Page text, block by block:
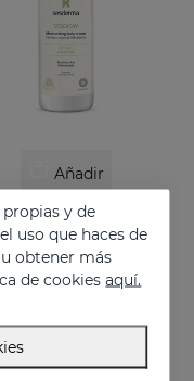
Añadir
corporal hidratante
24.95 €
y de
uso que haces de
obtener más
de cookiesaquí.